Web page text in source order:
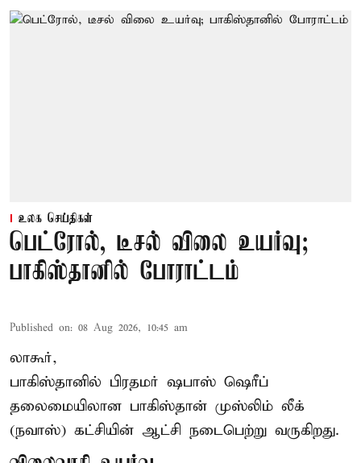
உலக செய்திகள்
பெட்ரோல், டீசல் விலை உயர்வு;
பாகிஸ்தானில் போராட்டம்
Published on: 08 Aug 2026, 10:45 am
லாகூர்,
பாகிஸ்தானில் பிரதமர் ஷபாஸ் ஷெரீப்
தலைமையிலான பாகிஸ்தான் முஸ்லிம் லீக்
(நவாஸ்) கட்சியின் ஆட்சி நடைபெற்று வருகிறது.